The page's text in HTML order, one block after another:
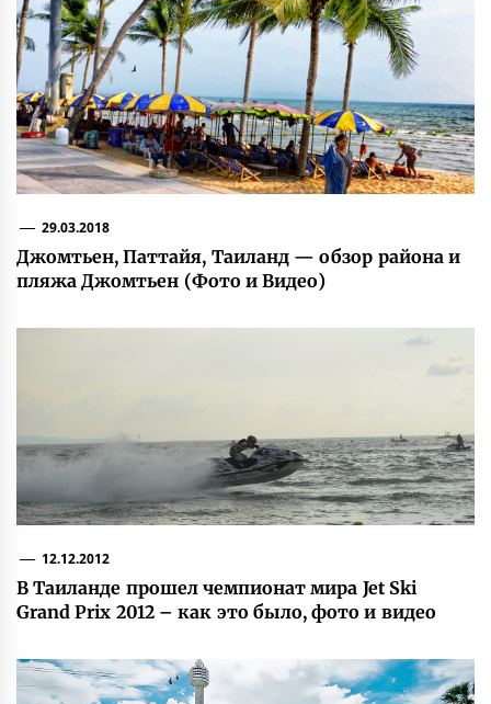
29.03.2018
Джомтьен, Паттайя, Таиланд — обзор района и
пляжа Джомтьен (Фото и Видео)
12.12.2012
В Таиланде прошел чемпионат мира Jet Ski
Grand Prix 2012 – как это было, фото и видео